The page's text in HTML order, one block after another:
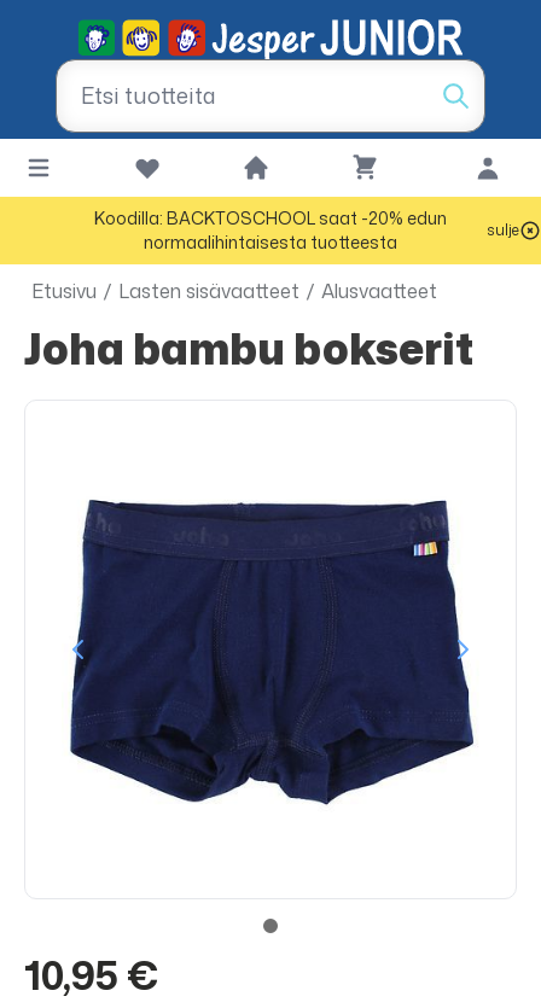
Koodilla: BACKTOSCHOOL saat -20% edun
normaalihintaisesta tuotteesta
sulje
Etusivu / Lasten sisävaatteet / Alusvaatteet
Joha bambu bokserit
10,95 €